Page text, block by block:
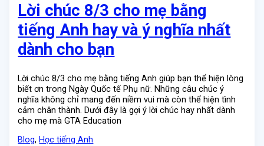
Lời chúc 8/3 cho mẹ bằng
tiếng Anh hay và ý nghĩa nhất
dành cho bạn
Lời chúc 8/3 cho mẹ bằng tiếng Anh giúp bạn thể hiện lòng
biết ơn trong Ngày Quốc tế Phụ nữ. Những câu chúc ý
nghĩa không chỉ mang đến niềm vui mà còn thể hiện tình
cảm chân thành. Dưới đây là gợi ý lời chúc hay nhất dành
cho mẹ mà GTA Education
Blog,Học tiếng Anh